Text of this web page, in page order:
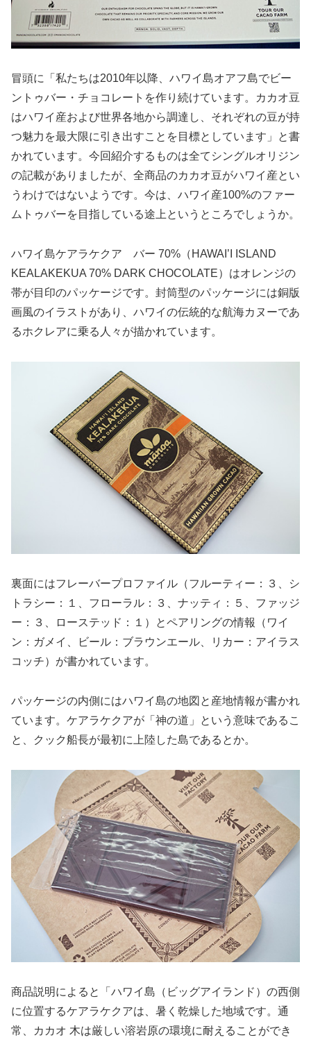
冒頭に「私たちは2010年以降、ハワイ島オアフ島でビー
ントゥバー・チョコレートを作り続けています。カカオ豆
はハワイ産および世界各地から調達し、それぞれの豆が持
つ魅力を最大限に引き出すことを目標としています」と書
かれています。今回紹介するものは全てシングルオリジン
の記載がありましたが、全商品のカカオ豆がハワイ産とい
うわけではないようです。今は、ハワイ産100%のファー
ムトゥバーを目指している途上というところでしょうか。
ハワイ島ケアラケクア バー 70%（HAWAI’I ISLAND
KEALAKEKUA 70% DARK CHOCOLATE）はオレンジの
帯が目印のパッケージです。封筒型のパッケージには銅版
画風のイラストがあり、ハワイの伝統的な航海カヌーであ
るホクレアに乗る人々が描かれています。
裏面にはフレーバープロファイル（フルーティー：３、シ
トラシー：１、フローラル：３、ナッティ：５、ファッジ
ー：３、ローステッド：１）とペアリングの情報（ワイ
ン：ガメイ、ビール：ブラウンエール、リカー：アイラス
コッチ）が書かれています。
パッケージの内側にはハワイ島の地図と産地情報が書かれ
ています。ケアラケクアが「神の道」という意味であるこ
と、クック船長が最初に上陸した島であるとか。
商品説明によると「ハワイ島（ビッグアイランド）の西側
に位置するケアラケクアは、暑く乾燥した地域です。通
常、カカオ 木は厳しい溶岩原の環境に耐えることができ